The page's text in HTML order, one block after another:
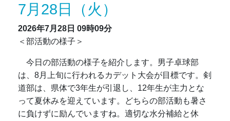
7月28日（火）
2026年7月28日 09時09分
＜部活動の様子＞
今日の部活動の様子を紹介します。男子卓球部
は、8月上旬に行われるカデット大会が目標です。剣
道部は、県体で3年生が引退し、12年生が主力とな
って夏休みを迎えています。どちらの部活動も暑さ
に負けずに励んでいますね。適切な水分補給と休